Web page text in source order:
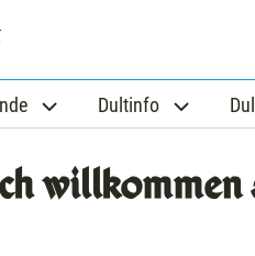
Dultinfo